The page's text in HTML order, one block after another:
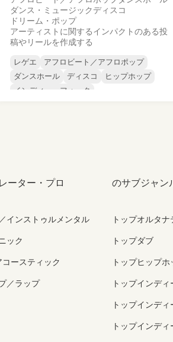
ダンス・ミュージックディスコ
ドリーム・ポップ
アーティストに関するインパクトのある投
稿やリールを作成する
レゲエ
アフロビート／アフロポップ
ダンスホール
ディスコ
ヒップホップ
インディー・フォーク
ーター・プロ
インストゥルメンタル
ック
ースティック
／ラップ
のサブジャン
トップオルタ
トップダブ
トップヒップホ
トップインデ
トップインデ
トップインディ